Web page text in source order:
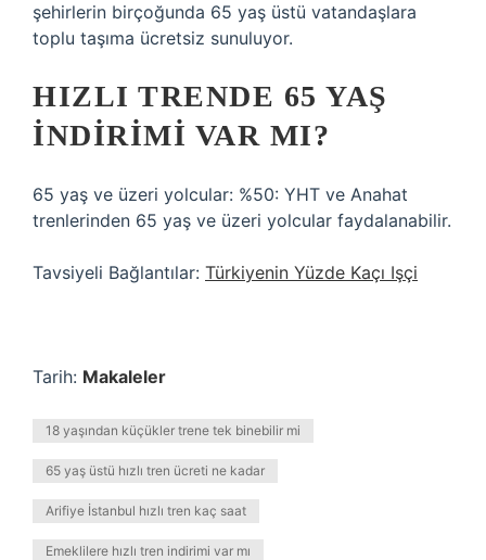
şehirlerin birçoğunda 65 yaş üstü vatandaşlara
toplu taşıma ücretsiz sunuluyor.
HIZLI TRENDE 65 YAŞ
INDIRIMI VAR MI?
65 yaş ve üzeri yolcular: %50: YHT ve Anahat
trenlerinden 65 yaş ve üzeri yolcular faydalanabilir.
Tavsiyeli Bağlantılar: Türkiyenin Yüzde Kaçı Işçi
Tarih: Makaleler
18 yaşından küçükler trene tek binebilir mi
65 yaş üstü hızlı tren ücreti ne kadar
Arifiye İstanbul hızlı tren kaç saat
Emeklilere hızlı tren indirimi var mı